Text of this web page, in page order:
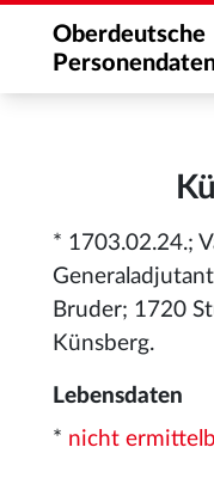
Oberdeutsche
* 1703.02.24.;
Bruder; 1720
Künsberg.
Lebensdaten
* nicht